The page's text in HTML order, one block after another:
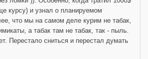
курсу) и узнал о планируемом
что мы на самом деле курим не табак,
а табак там не табак, так - пыль.
Перестало сниться и перестал думать